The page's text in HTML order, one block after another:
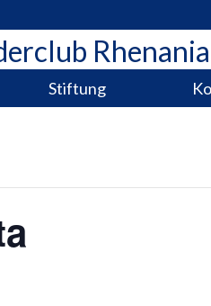
Stiftung